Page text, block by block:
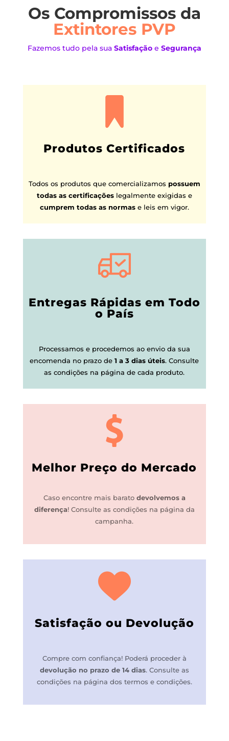
Os Compromissos da
Extintores PVP
Fazemos tudo pela sua Satisfaçãoe Segurança
Produtos Certificados
Todos os produtos que comercializamos possuem
todas as certificaçõeslegalmente exigidas e
cumprem todas as normase leis em vigor.
Entregas Rápidas em Todo
o País
Processamos e procedemos ao envio da sua
encomenda no prazo de1 a 3 dias úteis.Consulte
as condições na página de cada produto.
Melhor Preço do Mercado
Caso encontre mais barato devolvemos a
diferença! Consulte as condições na página da
campanha.
Satisfação ou Devolução
Compre com confiança! Poderá proceder à
devolução no prazo de 14 dias. Consulte as
condições na página dos termos e condições.